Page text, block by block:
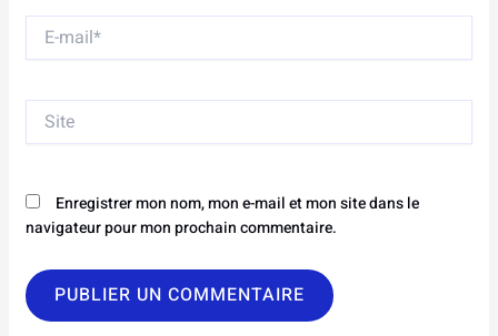
mail*
Site
Enregistrer mon nom, mon e-mail et mon site dans le
navigateur pour mon prochain commentaire.